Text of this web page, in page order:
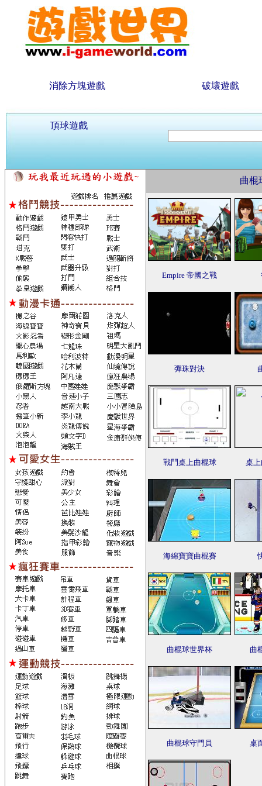
消除方塊遊戲 破壞遊戲
頂球遊戲
曲棍
Empire 帝國之戰
彈珠對決
戰鬥桌上曲棍球 桌
海綿寶寶曲棍賽
曲棍球世界杯 曲
曲棍球守門員 桌